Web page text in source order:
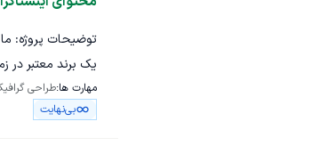
ما منتظر دریافت
توضیحات پروژه: ما
یک برند معتبر
مهارت ها:طراحی
بی‌نهایت